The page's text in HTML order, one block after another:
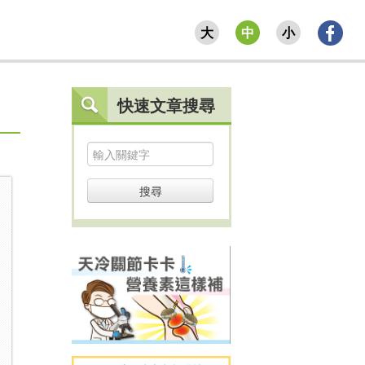
大 中 小
快速文章搜尋
搜尋